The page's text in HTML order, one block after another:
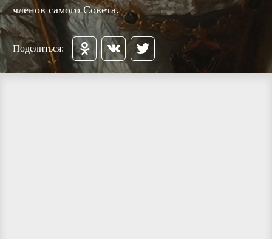
членов самого Совета.
Поделиться: